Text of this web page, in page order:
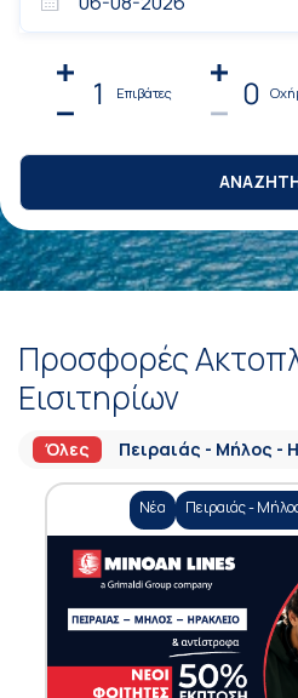
1 Επιβάτες 0
Προσφορές
Εισιτηρίων
Όλες Πειραιάς - Μήλος -
Νέα Πειραιάς -